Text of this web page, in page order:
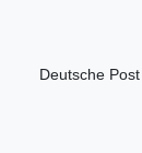
Deutsche